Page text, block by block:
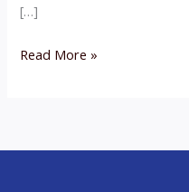
[…]
Read More »